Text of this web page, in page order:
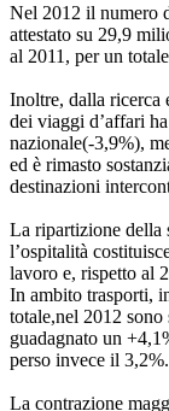
Nel 2012 il numero
attestato su 29,9
al 2011, per un
Inoltre, dalla ricerca
dei viaggi d’affari
nazionale(-3,9%),
ed è rimasto
destinazioni
La ripartizione della
l’ospitalità
lavoro e, rispetto al
In ambito trasporti,
totale,nel 2012
guadagnato un
perso invece il 3,2%.
La contrazione